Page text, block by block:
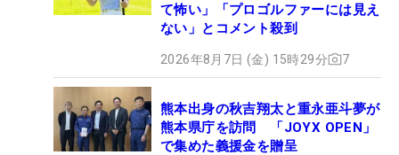
て怖い」「プロゴルファーには見え
ない」とコメント殺到
2026年8月7日 (金) 15時29分 7
熊本出身の秋吉翔太と重永亜斗夢が
熊本県庁を訪問 「JOYX OPEN」
で集めた義援金を贈呈